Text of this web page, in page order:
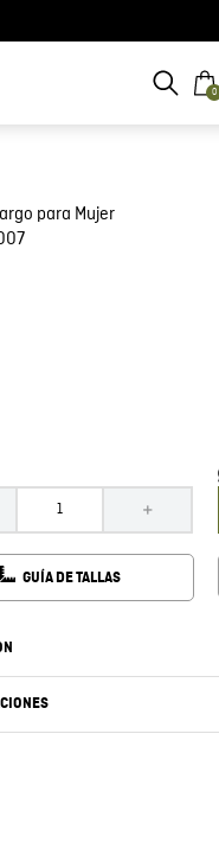
0
para Mujer
＋
GUÍA DE TALLAS